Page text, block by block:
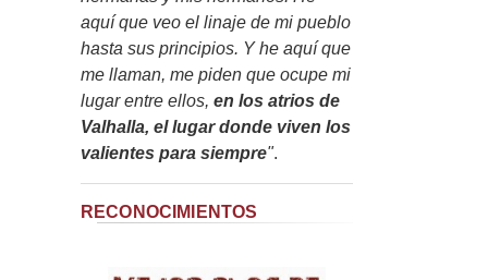
aquí que veo el linaje de mi pueblo
hasta sus principios. Y he aquí que
me llaman, me piden que ocupe mi
lugar entre ellos, en los atrios de
Valhalla, el lugar donde viven los
valientes para siempre".
RECONOCIMIENTOS